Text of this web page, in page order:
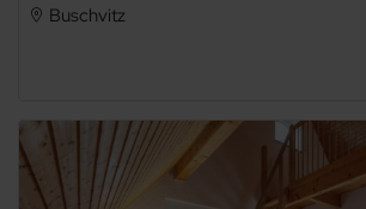
Buschvitz